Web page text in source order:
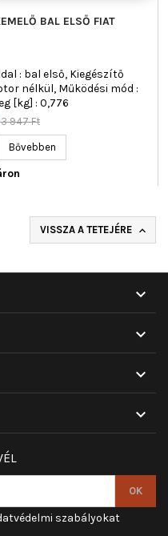
BAL ELSŐ FIAT
: bal első, Kiegészítő
nélkül, Működési mód :
[kg] : 0,776
947 Ft
Bővebben
VISSZA A TETEJÉRE 




szabályokat